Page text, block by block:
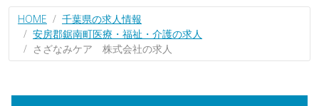
HOME
千葉県の求人情報
安房郡鋸南町医療・福祉・介護の求人
さざなみケア 株式会社の求人